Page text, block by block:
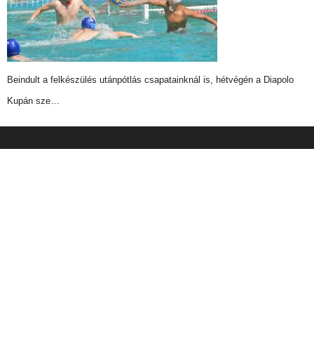
Beindult a felkészülés utánpótlás csapatainknál is, hétvégén a Diapolo
Kupán sze…